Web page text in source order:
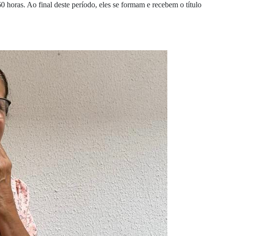
horas. Ao final deste período, eles se formam e recebem o título